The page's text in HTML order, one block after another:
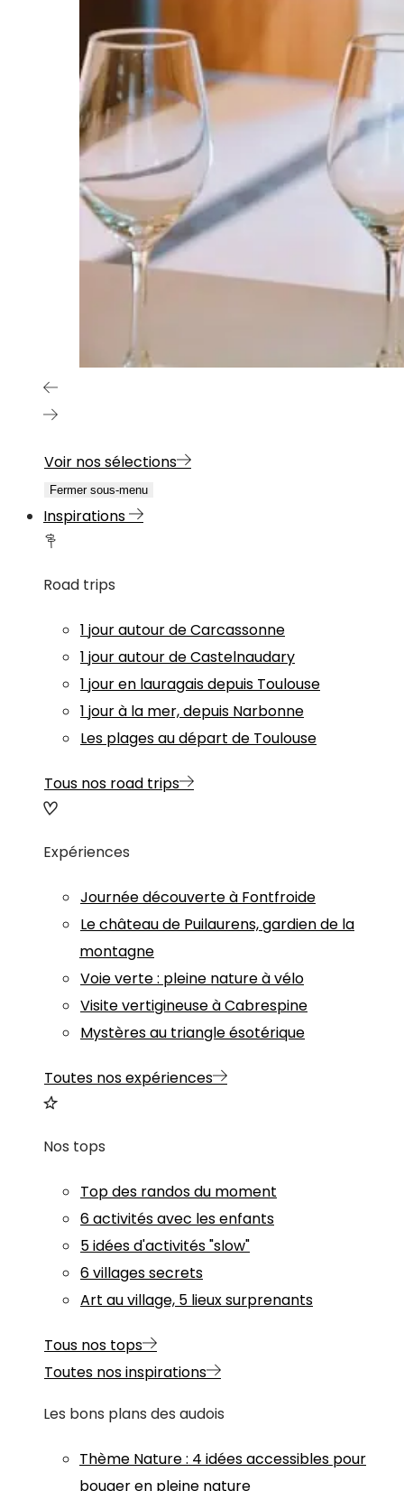
Voir nos sélections
Fermer sous-menu
Inspirations
Road trips
1 jour autour de Carcassonne
1 jour autour de Castelnaudary
1 jour en lauragais depuis Toulouse
1 jour à la mer, depuis Narbonne
Les plages au départ de Toulouse
Tous nos road trips
Expériences
Journée découverte à Fontfroide
Le château de Puilaurens, gardien de la
montagne
Voie verte : pleine nature à vélo
Visite vertigineuse à Cabrespine
Mystères au triangle ésotérique
Toutes nos expériences
Nos tops
Top des randos du moment
6 activités avec les enfants
5 idées d'activités "slow"
6 villages secrets
Art au village, 5 lieux surprenants
Tous nos tops
Toutes nos inspirations
Les bons plans des audois
Thème Nature: 4 idées accessibles pour
bouger en pleine nature